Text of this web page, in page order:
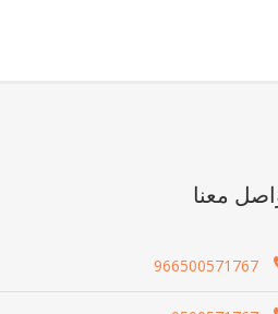
معنا
966500571767